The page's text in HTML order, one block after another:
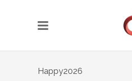
Happy2026